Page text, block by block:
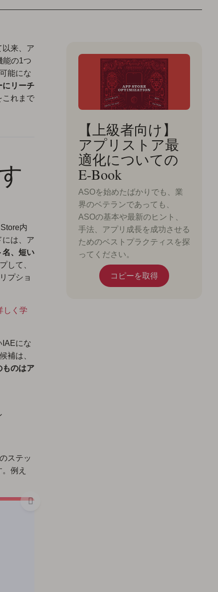
来、ア
能の1つ
能にな
にリーチ
これまで
内
には、ア
名、短い
して、
プショ
しく学
IAEにな
補は、
ものはア
ステッ
例え
【上級者向け】
アプリストア最
適化についての
E-Book
ASOを始めたばかりでも、業
界のベテランであっても、
ASOの基本や最新のヒント、
手法、アプリ成長を成功させる
ためのベストプラクティスを探
ってください。
コピーを取得